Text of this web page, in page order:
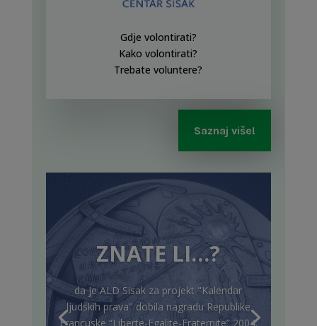
Gdje volontirati?
Kako volontirati?
Trebate voluntere?
Saznaj više!
ZNATE LI…?
da je ALD Sisak za projekt "Kalendar
ljudskih prava" dobila nagradu Republike
Francuske “Liberte-Egalite-Fraternite” 2004.